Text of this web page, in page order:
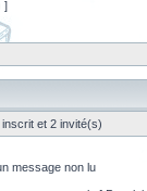
]
et 2 invité(s)
message non lu